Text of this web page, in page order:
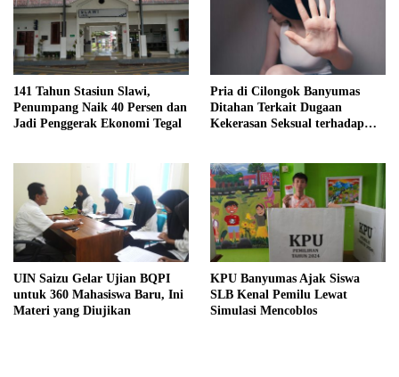
141 Tahun Stasiun Slawi,
Penumpang Naik 40 Persen dan
Jadi Penggerak Ekonomi Tegal
Pria di Cilongok Banyumas
Ditahan Terkait Dugaan
Kekerasan Seksual terhadap
UIN Saizu Gelar Ujian BQPI
untuk 360 Mahasiswa Baru, Ini
Materi yang Diujikan
KPU Banyumas Ajak Siswa
SLB Kenal Pemilu Lewat
Simulasi Mencoblos